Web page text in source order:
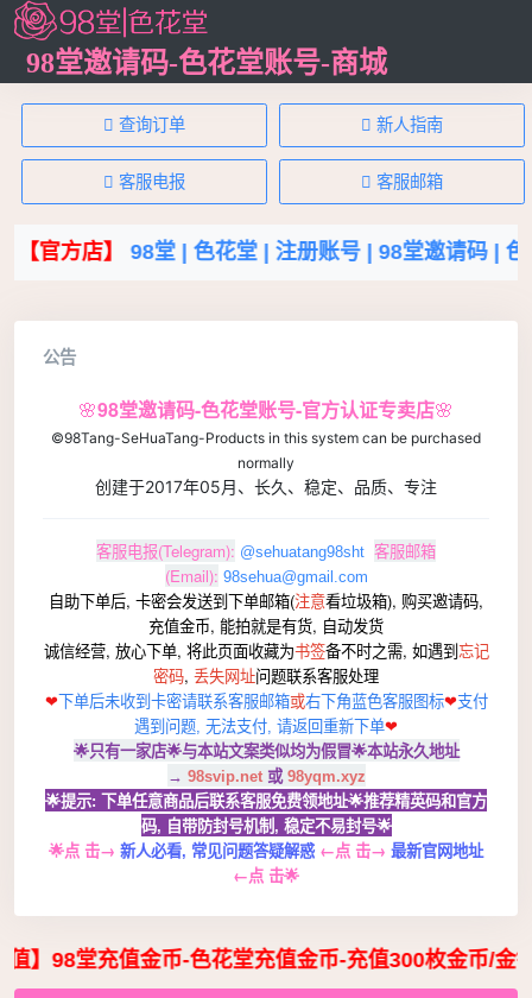
98堂邀请码-色花堂账号-商城
查询订单 新人指南
客服电报 客服邮箱
店】98堂 | 色花堂 | 注册账号 | 98堂邀请码 | 色花堂邀
公告
🌸98堂邀请码-色花堂账号-官方认证专卖店🌸
©98Tang-SeHuaTang-Products in this system can be purchased
normally
创建于2017年05月、长久、稳定、品质、专注
客服电报(Telegram): @sehuatang98sht 客服邮箱
(Email): 98sehua@gmail.com
自助下单后, 卡密会发送到下单邮箱(注意看垃圾箱), 购买邀请码,
充值金币, 能拍就是有货, 自动发货
诚信经营, 放心下单, 将此页面收藏为书签备不时之需, 如遇到忘记
密码, 丢失网址问题联系客服处理
❤ 下单后未收到卡密请联系客服邮箱或右下角蓝色客服图标❤支付
遇到问题, 无法支付, 请返回重新下单❤
🌟只有一家店🌟与本站文案类似均为假冒🌟本站永久地址
→ 98svip.net 或 98yqm.xyz
🌟提示: 下单任意商品后联系客服免费领地址🌟推荐精英码和官方
码, 自带防封号机制, 稳定不易封号🌟
🌟点 击→ 新人必看, 常见问题答疑解惑 ←点 击→ 最新官网地址
←点 击🌟
充值金币-色花堂充值金币-充值300枚金币/金钱